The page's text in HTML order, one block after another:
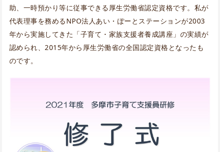
助、一時預かり等に従事できる厚生労働省認定資格です。私が
代表理事を務めるNPO法人あい・ぽーとステーションが2003
年から実施してきた「子育て・家族支援者養成講座」の実績が
認められ、2015年から厚生労働省の全国認定資格となったも
のです。